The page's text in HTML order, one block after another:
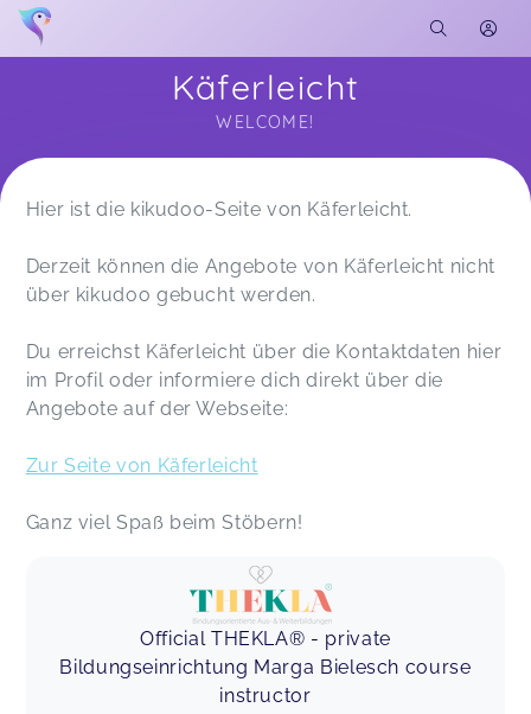
Käferleicht
WELCOME!
Soon you will learn more about me here...
Hier ist die kikudoo-Seite von Käferleicht.
Derzeit können die Angebote von Käferleicht nicht
über kikudoo gebucht werden.
Du erreichst Käferleicht über die Kontaktdaten hier
im Profil oder informiere dich direkt über die
Angebote auf der Webseite:
Zur Seite von Käferleicht
Ganz viel Spaß beim Stöbern!
Official THEKLA® - private
Bildungseinrichtung Marga Bielesch course
instructor